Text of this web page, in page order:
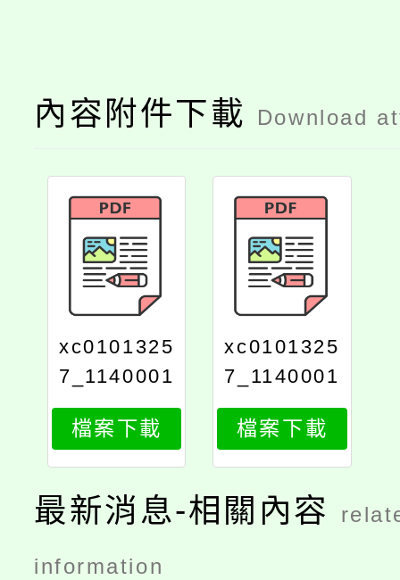
內容附件下載 Download
xc0101325
7_1140001
237_attach
2
檔案下載
xc0101325
7_1140001
237_attach
1
檔案下載
最新消息-相關內容
information